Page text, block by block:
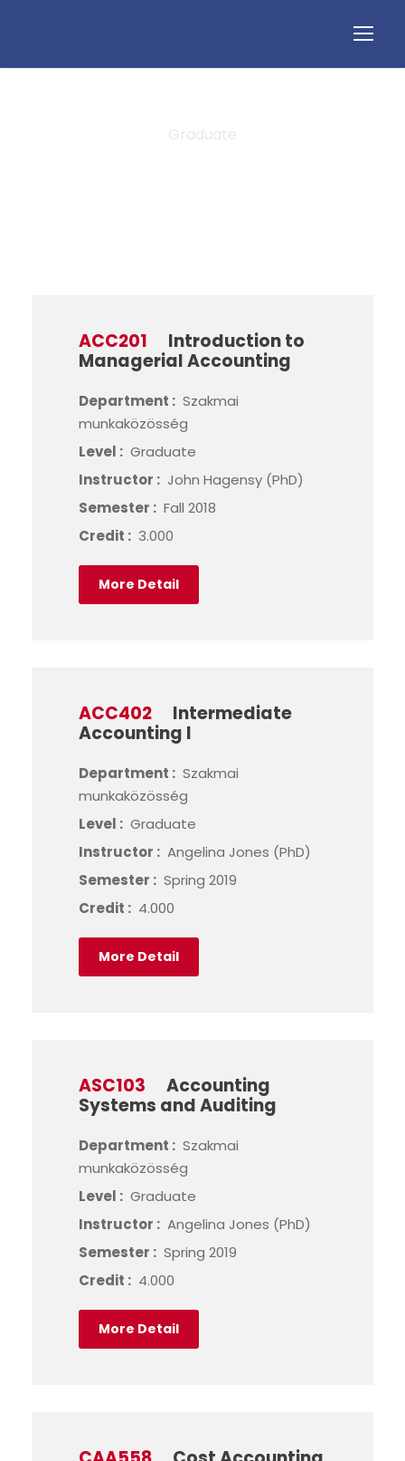
ACC201
Introduction to
Managerial Accounting
Department : Szakmai
munkaközösség
Level : Graduate
Instructor : John Hagensy (PhD)
Semester : Fall 2018
Credit : 3.000
More Detail
ACC402
Intermediate
Accounting I
Department : Szakmai
munkaközösség
Level : Graduate
Instructor : Angelina Jones (PhD)
Semester : Spring 2019
Credit : 4.000
More Detail
ASC103
Accounting
Systems and Auditing
Department : Szakmai
munkaközösség
Level : Graduate
Instructor : Angelina Jones (PhD)
Semester : Spring 2019
Credit : 4.000
More Detail